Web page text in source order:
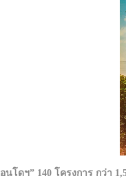
โดฯ” 140 โครงการ กว่า